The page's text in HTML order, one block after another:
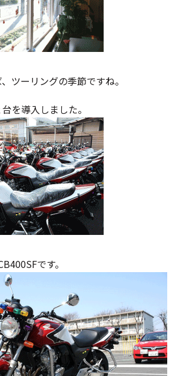
ツーリングの季節ですね。
を導入しました。
です。